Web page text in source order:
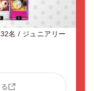
名 / ジュニアリー